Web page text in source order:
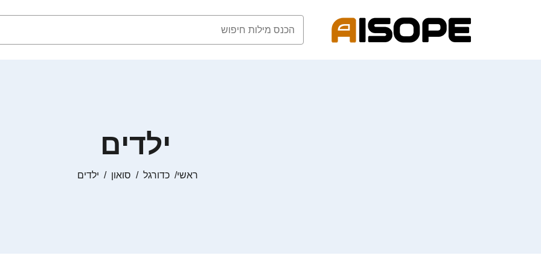
ילדים
ראשי כדורגל סואון ילדים